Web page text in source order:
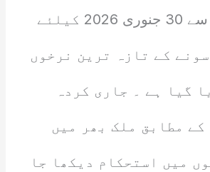
ایشن کی جانب سے 30 جنوری 2026 کیلئے
کے تازہ ترین نرخوں
گیا ہے ۔ جاری کردہ
کے مطابق ملک بھر میں
میں استحکام دیکھا جا